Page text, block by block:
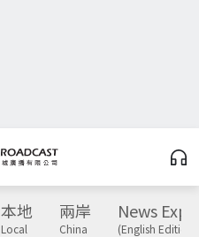
本地
Local
兩岸
China
News
(English Edition)